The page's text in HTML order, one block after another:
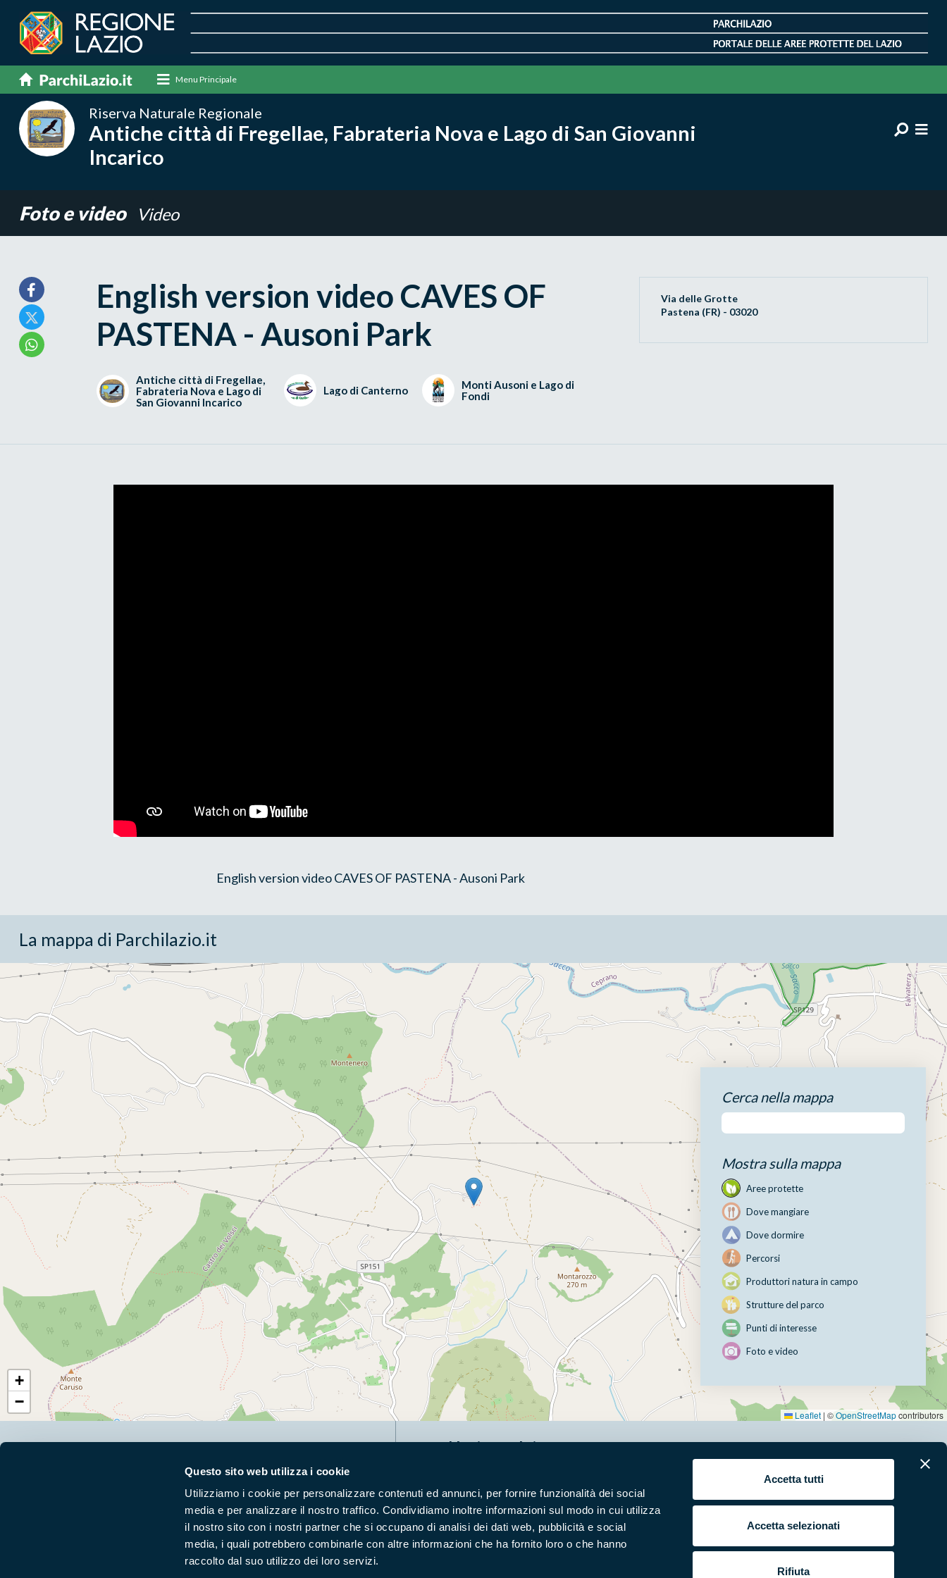
Questo sito web utilizza i cookie
Utilizziamo i cookie per personalizzare contenuti ed annunci, per fornire funzionalità dei social
media e per analizzare il nostro traffico. Condividiamo inoltre informazioni sul modo in cui utilizza
il nostro sito con i nostri partner che si occupano di analisi dei dati web, pubblicità e social
media, i quali potrebbero combinarle con altre informazioni che ha fornito loro o che hanno
raccolto dal suo utilizzo dei loro servizi.
Accetta tutti
Accetta selezionati
Rifiuta
Menu Principale
Riserva Naturale Regionale
Antiche città di Fregellae, Fabrateria Nova e Lago di San Giovanni
Incarico
Foto e video Video
English version video CAVES OF
PASTENA - Ausoni Park
Antiche città di Fregellae,
Fabrateria Nova e Lago di
San Giovanni Incarico
Lago di Canterno
Monti Ausoni e Lago di
Fondi
Via delle Grotte
Pastena (FR) - 03020
English version video CAVES OF PASTENA - Ausoni Park
La mappa di Parchilazio.it
+
−
Leaflet | ©OpenStreetMapcontributors
Cerca nella mappa
Mostra sulla mappa
Aree protette
Dove mangiare
Dove dormire
Percorsi
Produttori natura in campo
Strutture del parco
Punti di interesse
Foto e video
Naviga nel sito
News e appuntamenti
Enti di gestione
Natura
Punti di interesse
Storie
Foto e Video
Pubblicazioni
Prodotti Natura in Campo
Aziende Natura in Campo
Programmi e progetti
Studi e ricerche